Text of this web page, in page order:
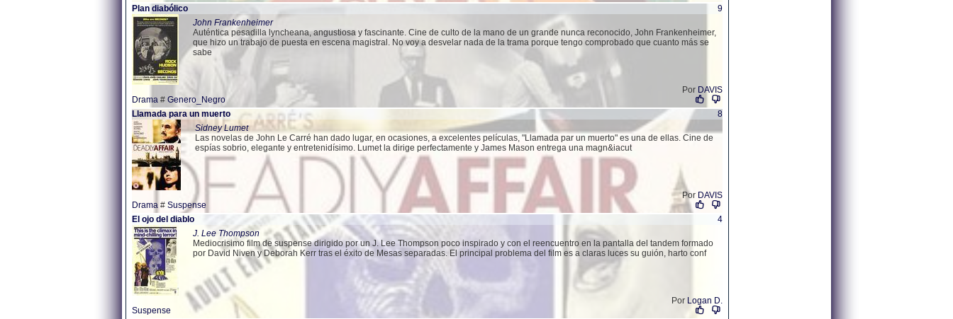
Plan diabólico
9
John Frankenheimer
Auténtica pesadilla lyncheana, angustiosa y fascinante. Cine de culto de la mano de un grande nunca reconocido, John Frankenheimer,
que hizo un trabajo de puesta en escena magistral. No voy a desvelar nada de la trama porque tengo comprobado que cuanto más se
sabe
Por DAVIS
Drama # Genero_Negro
Llamada para un muerto
8
Sidney Lumet
Las novelas de John Le Carré han dado lugar, en ocasiones, a excelentes películas, "Llamada par un muerto" es una de ellas. Cine de
espías sobrio, elegante y entretenidísimo. Lumet la dirige perfectamente y James Mason entrega una magn&iacut
Por DAVIS
Drama # Suspense
El ojo del diablo
4
J. Lee Thompson
Mediocrisimo film de suspense dirigido por un J. Lee Thompson poco inspirado y con el reencuentro en la pantalla del tandem formado
por David Niven y Deborah Kerr tras el éxito de Mesas separadas. El principal problema del film es a claras luces su guión, harto conf
Por Logan D.
Suspense